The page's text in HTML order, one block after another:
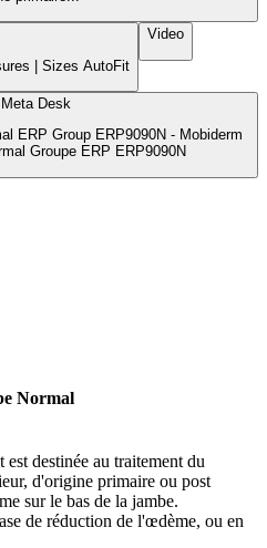
| Sizes AutoFit
Video
Desk
ERP Group ERP9090N - Mobiderm
Groupe ERP ERP9090N
Normal
destinée au traitement du
d'origine primaire ou post
sur le bas de la jambe.
de réduction de l'œdème, ou en